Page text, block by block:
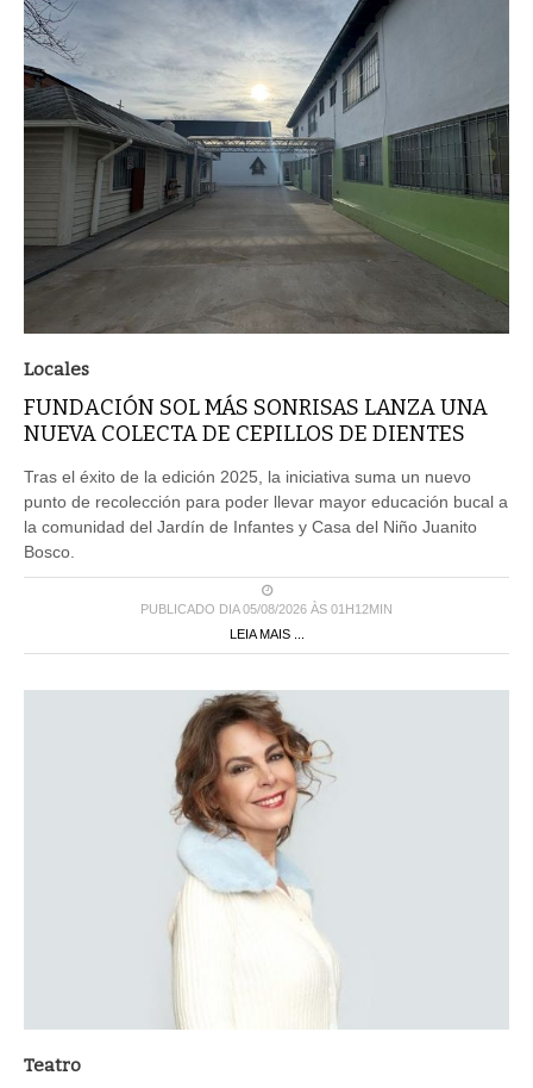
Locales
FUNDACIÓN SOL MÁS SONRISAS LANZA UNA
NUEVA COLECTA DE CEPILLOS DE DIENTES
Tras el éxito de la edición 2025, la iniciativa suma un nuevo
punto de recolección para poder llevar mayor educación bucal a
la comunidad del Jardín de Infantes y Casa del Niño Juanito
Bosco.
PUBLICADO DIA 05/08/2026 ÀS 01H12MIN
LEIA MAIS ...
Teatro